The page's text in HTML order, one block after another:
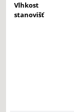
Vlhkost
stanovišť